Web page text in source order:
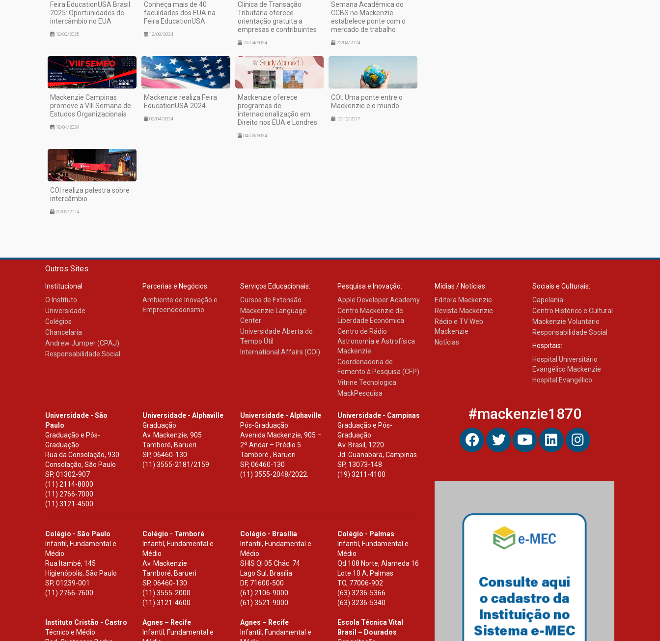
Feira EducationUSA Brasil
2025: Oportunidades de
intercâmbio no EUA
18/03/2025
Conheça mais de 40
faculdades dos EUA na
Feira EducationUSA
12/08/2024
Clínica de Transação
Tributária oferece
orientação gratuita a
empresas e contribuintes
25/04/2024
Semana Acadêmica do
CCBS no Mackenzie
estabelece ponte com o
mercado de trabalho
22/04/2024
Mackenzie Campinas
promove a VIII Semana de
Estudos Organizacionais
19/04/2024
Mackenzie realiza Feira
EducationUSA 2024
02/04/2024
Mackenzie oferece
programas de
internacionalização em
Direito nos EUA e Londres
04/03/2024
COI: Uma ponte entre o
Mackenzie e o mundo
12/12/2017
COI realiza palestra sobre
intercâmbio
25/02/2014
Outros Sites
Institucional
O Instituto
Universidade
Colégios
Chancelaria
Andrew Jumper (CPAJ)
Responsabilidade Social
Parcerias e Negócios:
Ambiente de Inovação e
Empreendedorismo
Serviços Educacionais:
Cursos de Extensão
Mackenzie Language
Center
Universidade Aberta do
Tempo Útil
International Affairs (COI)
Pesquisa e Inovação:
Apple Developer Academy
Centro Mackenzie de
Liberdade Econômica
Centro de Rádio
Astronomia e Astrofísica
Mackenzie
Coordenadoria de
Fomento à Pesquisa (CFP)
Vitrine Tecnologica
MackPesquisa
Mídias / Notícias:
Editora Mackenzie
Revista Mackenzie
Rádio e TV Web
Mackenzie
Notícias
Sociais e Culturais:
Capelania
Centro Histórico e Cultural
Mackenzie Voluntário
Responsabilidade Social
Hospitais:
Hospital Universitário
Evangélico Mackenzie
Hospital Evangélico
Universidade - São
Paulo
Graduação e Pós-
Graduação
Rua da Consolação, 930
Consolação, São Paulo
SP, 01302-907
(11) 2114-8000
(11) 2766-7000
(11) 3121-4500
Universidade - Alphaville
Graduação
Av. Mackenzie, 905
Tamboré, Barueri
SP,06460-130
(11) 3555-2181/2159
Universidade - Alphaville
Pós-Graduação
Avenida Mackenzie, 905 –
2º Andar – Prédio 5
Tamboré , Barueri
SP, 06460-130
(11) 3555-2048/2022.
Universidade - Campinas
Graduação e Pós-
Graduação
Av. Brasil, 1220
Jd. Guanabara, Campinas
SP, 13073-148
(19) 3211-4100
Colégio - São Paulo
Infantil, Fundamental e
Médio
Rua Itambé, 145
Higienópolis, São Paulo
SP, 01239-001
(11) 2766-7600
Colégio - Tamboré
Infantil, Fundamental e
Médio
Av. Mackenzie
Tamboré, Barueri
SP,06460-130
(11) 3555-2000
(11) 3121-4600
Colégio - Brasília
Infantil, Fundamental e
Médio
SHIS Ql 05 Chác. 74
Lago Sul, Brasília
DF, 71600-500
(61) 2106-9000
(61) 3521-9000
Colégio - Palmas
Infantil, Fundamental e
Médio
Qd.108 Norte, Alameda 16
Lote 10 A, Palmas
TO, 77006-902
(63) 3236-5366
(63) 3236-5340
Instituto Cristão - Castro
Técnico e Médio
Agnes – Recife
Infantil, Fundamental e
Agnes – Recife
Infantil, Fundamental e
Escola Técnica Vital
Brasil – Dourados
#mackenzie1870